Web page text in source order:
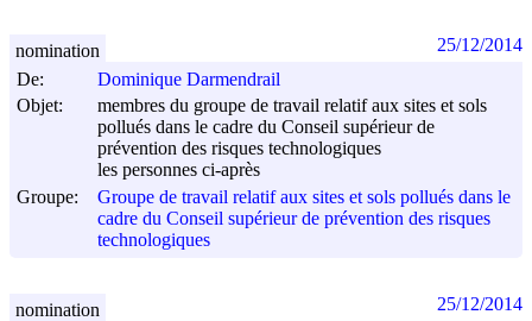
De:
Dominique Darmendrail
Objet:
membres du groupe de travail relatif aux sites et sols
pollués dans le cadre du Conseil supérieur de
prévention des risques technologiques
les personnes ci-après
Groupe:
Groupe de travail relatif aux sites et sols pollués dans le
cadre du Conseil supérieur de prévention des risques
technologiques
nomination 25/12/2014
nomination 25/12/2014